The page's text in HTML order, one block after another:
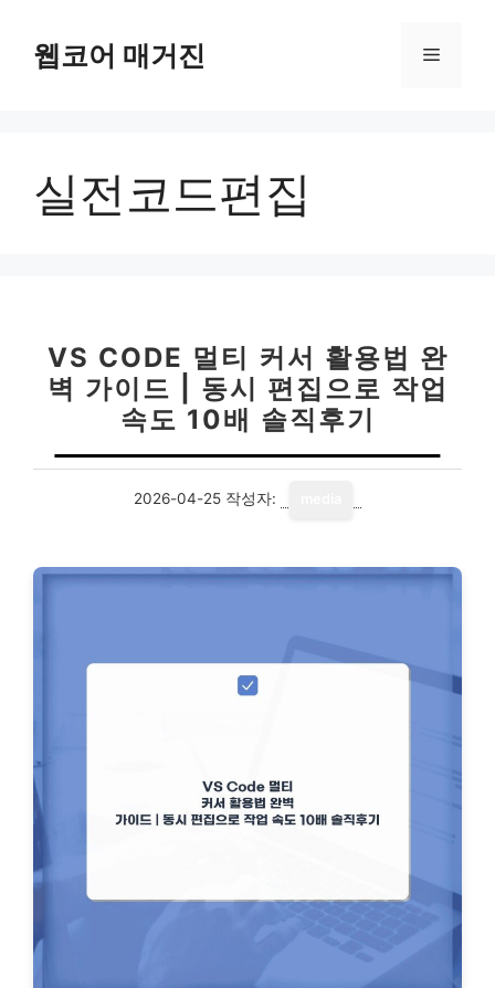
웹코어 매거진 메
실전코드편집
VS CODE 멀티 커서 활용법 완
벽 가이드 | 동시 편집으로 작업
속도 10배 솔직후기
2026-04-25 작성자: